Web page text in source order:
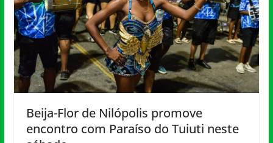
Beija-Flor de Nilópolis promove
encontro com Paraíso do Tuiuti neste